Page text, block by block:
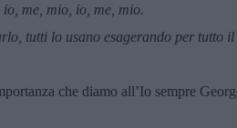
me, mio, io, me, mio.
tutti lo usano esagerando per tutto il
che diamo all’Io sempre